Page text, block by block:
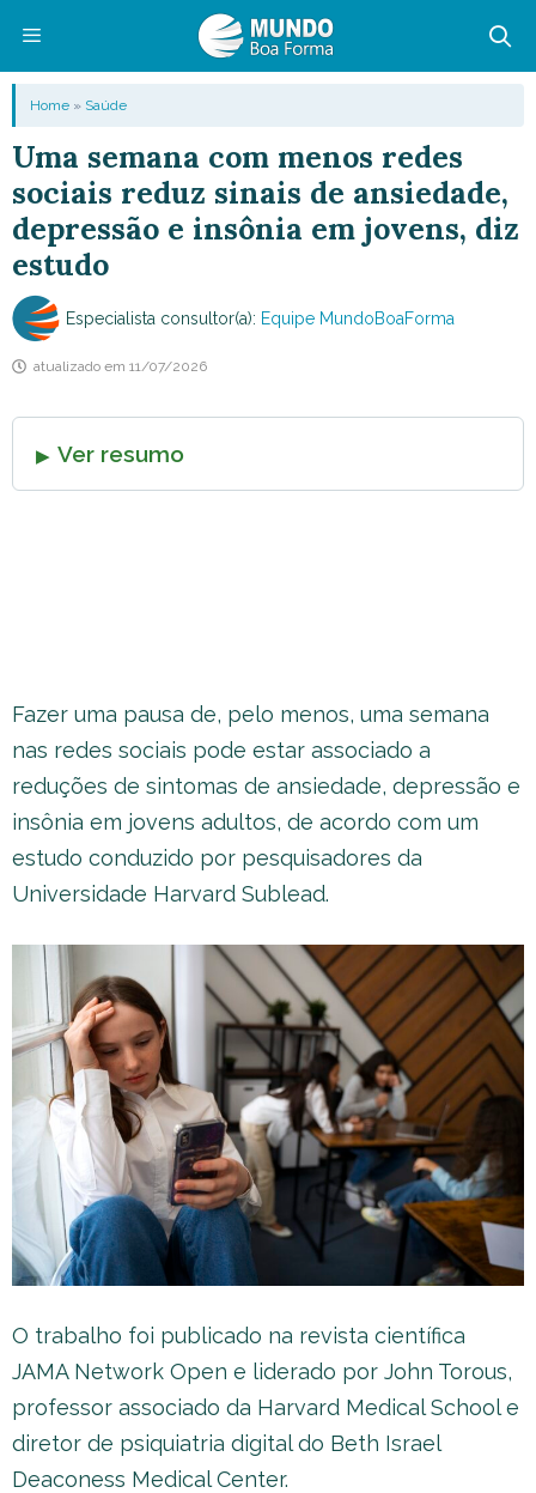
conteúdo
Menu
Home » Saúde
Uma semana com menos redes
sociais reduz sinais de ansiedade,
depressão e insônia em jovens, diz
estudo
Especialista consultor(a): Equipe MundoBoaForma
atualizado em 11/07/2026
Ver resumo
Fazer uma pausa de, pelo menos, uma semana
nas redes sociais pode estar associado a
reduções de sintomas de ansiedade, depressão e
insônia em jovens adultos, de acordo com um
estudo conduzido por pesquisadores da
Universidade Harvard Sublead.
O trabalho foi publicado na revista científica
JAMA Network Open e liderado por John Torous,
professor associado da Harvard Medical School e
diretor de psiquiatria digital do Beth Israel
Deaconess Medical Center.